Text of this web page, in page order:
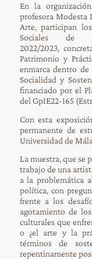
En la
profesora Modesta
Arte, participan
Sociales de
2022/2023,
Patrimonio y
enmarca dentro de
Socialidad y
financiado por el
del GpIE22-165
Con esta
permanente de
Universidad de
La muestra, que se
trabajo de una
a la problemática
política, con
frente a los
agotamiento de
culturales que
o ¿el arte y la
términos de
repentinamente